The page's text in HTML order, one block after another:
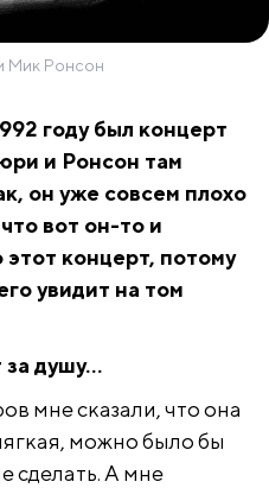
Мик Ронсон
году был концерт
и Ронсон там
он уже совсем плохо
вот он-то и
концерт, потому
увидит на том
за душу…
мне сказали, что она
можно было бы
сделать. А мне